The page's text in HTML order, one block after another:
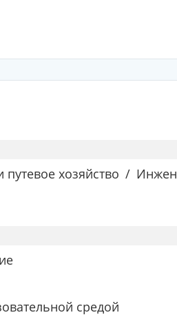
хозяйство
средой